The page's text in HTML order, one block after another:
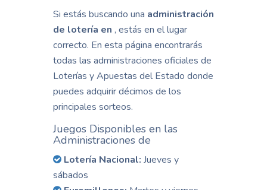
Si estás buscando una administración
de lotería en , estás en el lugar
correcto. En esta página encontrarás
todas las administraciones oficiales de
Loterías y Apuestas del Estado donde
puedes adquirir décimos de los
principales sorteos.
Juegos Disponibles en las
Administraciones de
Lotería Nacional: Jueves y
sábados